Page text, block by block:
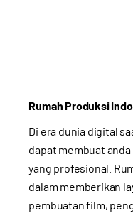
Rumah Produksi
Di era dunia digital
dapat membuat
yang profesional.
dalam memberikan
pembuatan film,